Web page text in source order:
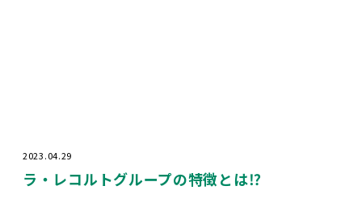
2023.04.29
ラ・レコルトグループの特徴とは⁉️